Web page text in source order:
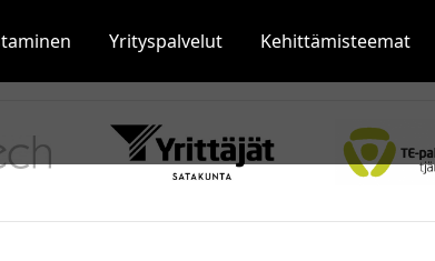
Yrityspalvelut Kehittämisteemat